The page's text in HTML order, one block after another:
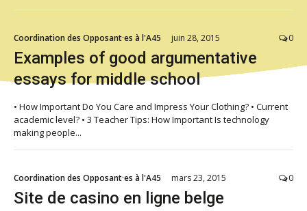
Coordination des Opposant·es à l'A45 juin 28, 2015 0
Examples of good argumentative
essays for middle school
• How Important Do You Care and Impress Your Clothing? • Current
academic level? • 3 Teacher Tips: How Important Is technology
making people...
Coordination des Opposant·es à l'A45 mars 23, 2015 0
Site de casino en ligne belge